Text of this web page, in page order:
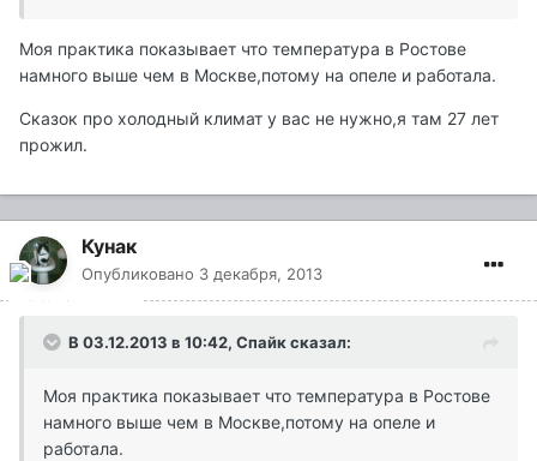
Моя практика показывает что температура в Ростове
намного выше чем в Москве,потому на опеле и работала.
Сказок про холодный климат у вас не нужно,я там 27 лет
прожил.
Кунак
Опубликовано 3 декабря, 2013
В 03.12.2013 в 10:42, Спайк сказал:
Моя практика показывает что температура в Ростове
намного выше чем в Москве,потому на опеле и
работала.